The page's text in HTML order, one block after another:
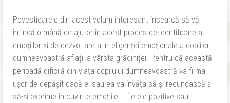
Povestioarele din acest volum interesant încearcă să vă
întindă o mână de ajutor în acest proces de identificare a
emoțiilor și de dezvoltare a inteligenței emoționale a copiilor
dumneavoastră aflați la vârsta grădiniței. Pentru că această
perioadă dificilă din viața copilului dumneavoastră va fi mai
ușor de depășit dacă el sau ea va învăța să-și recunoască și
să-și exprime în cuvinte emoțiile – fie ele pozitive sau